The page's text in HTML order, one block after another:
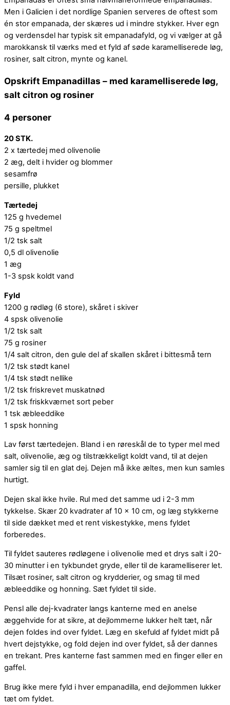
Men i Galicien i det nordlige Spanien serveres de oftest som
én stor empanada, der skæres ud i mindre stykker. Hver egn
og verdensdel har typisk sit empanadafyld, og vi vælger at gå
marokkansk til værks med et fyld af søde karamelliserede løg,
rosiner, salt citron, mynte og kanel.
Opskrift Empanadillas – med karamelliserede løg,
salt citron og rosiner
4 personer
20 STK.
2 x tærtedej med olivenolie
2 æg, delt i hvider og blommer
sesamfrø
persille, plukket
Tærtedej
125 g hvedemel
75 g speltmel
1/2 tsk salt
0,5 dl olivenolie
1 æg
1-3 spsk koldt vand
Fyld
1200 g rødløg (6 store), skåret i skiver
4 spsk olivenolie
1/2 tsk salt
75 g rosiner
1/4 salt citron, den gule del af skallen skåret i bittesmå tern
1/2 tsk stødt kanel
1/4 tsk stødt nellike
1/2 tsk friskrevet muskatnød
1/2 tsk friskkværnet sort peber
1 tsk æbleeddike
1 spsk honning
Lav først tærtedejen. Bland i en røreskål de to typer mel med
salt, olivenolie, æg og tilstrækkeligt koldt vand, til at dejen
samler sig til en glat dej. Dejen må ikke æltes, men kun samles
hurtigt.
Dejen skal ikke hvile. Rul med det samme ud i 2-3 mm
tykkelse. Skær 20 kvadrater af 10 x 10 cm, og læg stykkerne
til side dækket med et rent viskestykke, mens fyldet
forberedes.
Til fyldet sauteres rødløgene i olivenolie med et drys salt i 20-
30 minutter i en tykbundet gryde, eller til de karamelliserer let.
Tilsæt rosiner, salt citron og krydderier, og smag til med
æbleeddike og honning. Sæt fyldet til side.
Pensl alle dej-kvadrater langs kanterne med en anelse
æggehvide for at sikre, at dejlommerne lukker helt tæt, når
dejen foldes ind over fyldet. Læg en skefuld af fyldet midt på
hvert dejstykke, og fold dejen ind over fyldet, så der dannes
en trekant. Pres kanterne fast sammen med en finger eller en
gaffel.
Brug ikke mere fyld i hver empanadilla, end dejlommen lukker
tæt om fyldet.